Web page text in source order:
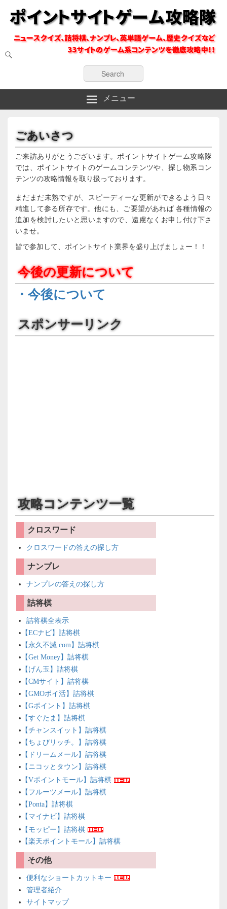
ポイントサイトゲーム攻略隊
索:
メニュー
ごあいさつ
ご来訪ありがとうございます。ポイントサイトゲーム攻略隊
では、ポイントサイトのゲームコンテンツや、探し物系コン
テンツの攻略情報を取り扱っております。
まだまだ未熟ですが、スピーディーな更新ができるよう日々
精進して参る所存です。他にも、ご要望があれば 各種情報の
追加を検討したいと思いますので、遠慮なくお申し付け下さ
いませ。
皆で参加して、ポイントサイト業界を盛り上げましょー！！
今後の更新について
・今後について
スポンサーリンク
攻略コンテンツ一覧
クロスワード
クロスワードの答えの探し方
ナンプレ
ナンプレの答えの探し方
詰将棋
詰将棋全表示
【ECナビ】詰将棋
【永久不滅.com】詰将棋
【Get Money】詰将棋
【げん玉】詰将棋
【CMサイト】詰将棋
【GMOポイ活】詰将棋
【Gポイント】詰将棋
【すぐたま】詰将棋
【チャンスイット】詰将棋
【ちょびリッチ。】詰将棋
【ドリームメール】詰将棋
【ニコッとタウン】詰将棋
【Vポイントモール】詰将棋
【フルーツメール】詰将棋
【Ponta】詰将棋
【マイナビ】詰将棋
【モッピー】詰将棋
【楽天ポイントモール】詰将棋
その他
便利なショートカットキー
管理者紹介
サイトマップ